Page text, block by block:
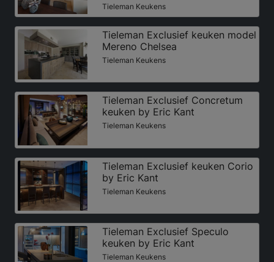
Tieleman Keukens
Tieleman Exclusief keuken model
Mereno Chelsea
Tieleman Keukens
Tieleman Exclusief Concretum
keuken by Eric Kant
Tieleman Keukens
Tieleman Exclusief keuken Corio
by Eric Kant
Tieleman Keukens
Tieleman Exclusief Speculo
keuken by Eric Kant
Tieleman Keukens